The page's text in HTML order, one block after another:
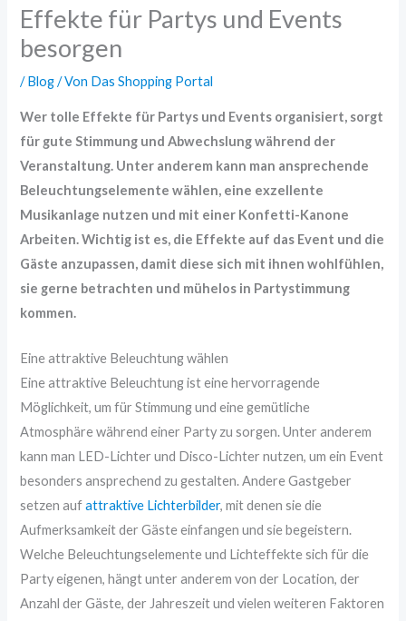
Effekte für Partys und Events
besorgen
/Blog/ Von Das Shopping Portal
Wer tolle Effekte für Partys und Events organisiert, sorgt
für gute Stimmung und Abwechslung während der
Veranstaltung. Unter anderem kann man ansprechende
Beleuchtungselemente wählen, eine exzellente
Musikanlage nutzen und mit einer Konfetti-Kanone
Arbeiten. Wichtig ist es, die Effekte auf das Event und die
Gäste anzupassen, damit diese sich mit ihnen wohlfühlen,
sie gerne betrachten und mühelos in Partystimmung
kommen.
Eine attraktive Beleuchtung wählen
Eine attraktive Beleuchtung ist eine hervorragende
Möglichkeit, um für Stimmung und eine gemütliche
Atmosphäre während einer Party zu sorgen. Unter anderem
kann man LED-Lichter und Disco-Lichter nutzen, um ein Event
besonders ansprechend zu gestalten. Andere Gastgeber
setzen aufattraktive Lichterbilder, mit denen sie die
Aufmerksamkeit der Gäste einfangen und sie begeistern.
Welche Beleuchtungselemente und Lichteffekte sich für die
Party eigenen, hängt unter anderem von der Location, der
Anzahl der Gäste, der Jahreszeit und vielen weiteren Faktoren